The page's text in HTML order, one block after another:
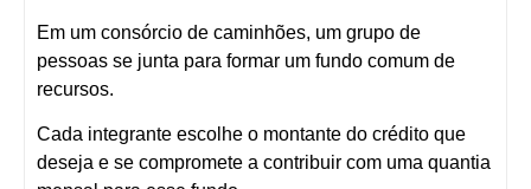
Em um consórcio de caminhões, um grupo de
pessoas se junta para formar um fundo comum de
recursos.
Cada integrante escolhe o montante do crédito que
deseja e se compromete a contribuir com uma quantia